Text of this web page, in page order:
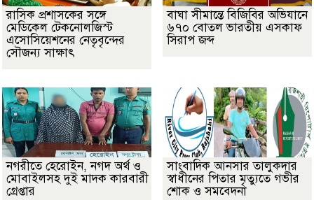
​রাসিক প্রশাসকের সঙ্গে
মেডিকেল টেকনোলজিস্ট
এসোসিয়েশনের নেতৃবৃন্দের
সৌজন্য সাক্ষাৎ
বাঘা সীমান্তে বিজিবির অভিযানে
৬৭০ বোতল ভারতীয় এসকাফ
সিরাপ জব্দ
নগরীতে হেরোইন, নগদ অর্থ ও
মোবাইলসহ দুই মাদক কারবারী
গ্রেপ্তার
সাংবাদিক আনসার তালুকদার
স্বাধীনের পিতার মৃত্যুতে গভীর
শোক ও সমবেদনা